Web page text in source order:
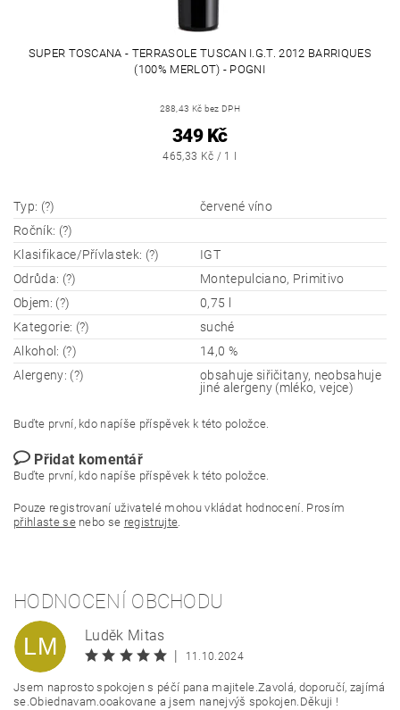
SUPER TOSCANA - TERRASOLE TUSCAN I.G.T. 2012 BARRIQUES
(100% MERLOT) - POGNI
288,43 Kč bez DPH
349 Kč
465,33 Kč / 1 l
Typ: (?)
červené víno
Ročník: (?)
Klasifikace/Přívlastek: (?)
IGT
Odrůda: (?)
Montepulciano, Primitivo
Objem: (?)
0,75 l
Kategorie: (?)
suché
Alkohol: (?)
14,0 %
Alergeny: (?)
obsahuje siřičitany, neobsahuje
jiné alergeny (mléko, vejce)
Buďte první, kdo napíše příspěvek k této položce.
Přidat komentář
Buďte první, kdo napíše příspěvek k této položce.
Pouze registrovaní uživatelé mohou vkládat hodnocení. Prosím
přihlaste senebo se registrujte.
HODNOCENÍ OBCHODU
LM
Luděk Mitas
|
11.10.2024
Jsem naprosto spokojen s péčí pana majitele.Zavolá, doporučí, zajímá
se.Obiednavam.ooakovane a jsem nanejvýš spokojen.Děkuji !